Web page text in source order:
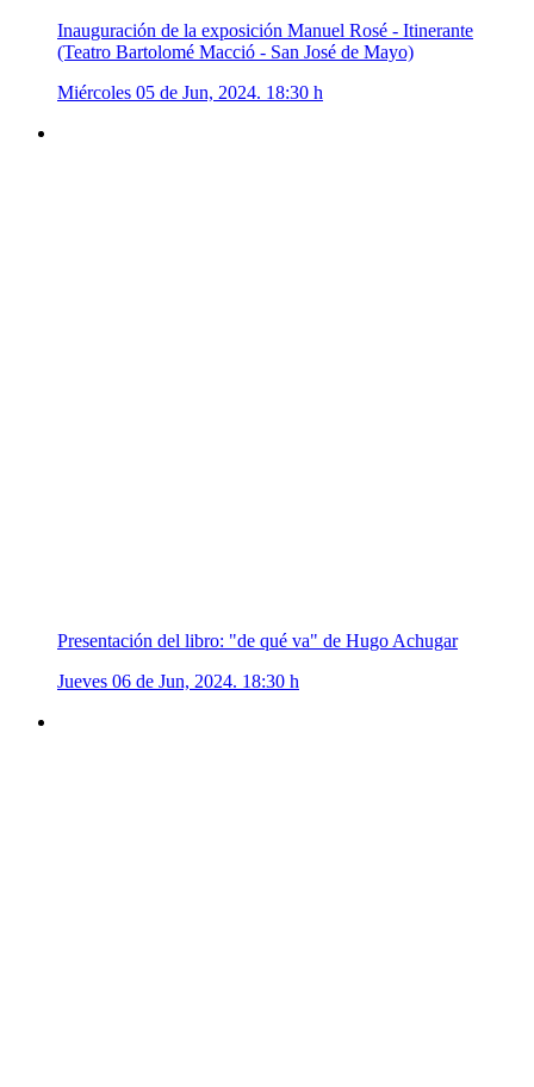
Inauguración de la exposición Manuel Rosé - Itinerante
(Teatro Bartolomé Macció - San José de Mayo)
Miércoles 05 de Jun, 2024. 18:30 h
Presentación del libro: "de qué va" de Hugo Achugar
Jueves 06 de Jun, 2024. 18:30 h